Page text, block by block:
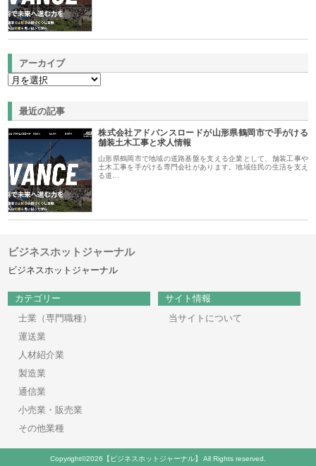
アーカイブ
最近の記事
株式会社アドバンスロードが山形県鶴岡市で手がける
舗装土木工事と求人情報
山形県鶴岡市で地域の道路基盤を支える企業として、舗装工事や
土木工事を手がける専門会社があります。地域住民の生活を支え
る道…
ビジネスホットジャーナル
ビジネスホットジャーナル
カテゴリー
士業（専門職種）
運送業
人材紹介業
製造業
通信業
小売業・販売業
その他業種
サイト情報
当サイトについて
Copyright©2026【ビジネスホットジャーナル】 All Rights reserved.